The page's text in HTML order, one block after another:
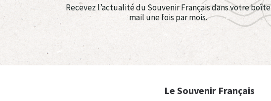
Recevez l’actualité du Souvenir Français dans votre boîte
mail une fois par mois.
Le Souvenir Français